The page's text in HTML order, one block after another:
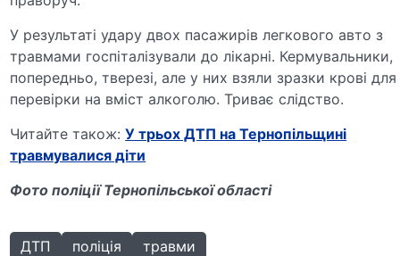
У результаті удару двох пасажирів легкового авто з
травмами госпіталізували до лікарні. Кермувальники,
попередньо, тверезі, але у них взяли зразки крові для
перевірки на вміст алкоголю. Триває слідство.
Читайте також:У трьох ДТП на Тернопільщині
травмувалися діти
Фото поліції Тернопільської області
ДТП поліція травми